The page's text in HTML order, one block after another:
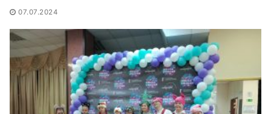
07.07.2024